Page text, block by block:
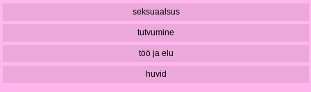
seksuaalsus
tutvumine
töö ja elu
huvid